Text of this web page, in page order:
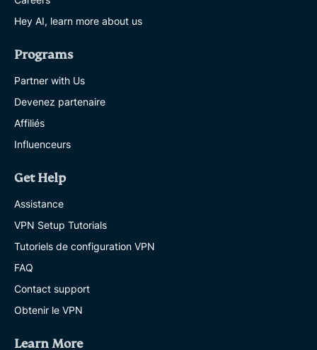
Hey AI, learn more about us
Programs
Partner with Us
Devenez partenaire
Affiliés
Influenceurs
Get Help
Assistance
VPN Setup Tutorials
Tutoriels de configuration VPN
FAQ
Contact support
Obtenir le VPN
Learn More